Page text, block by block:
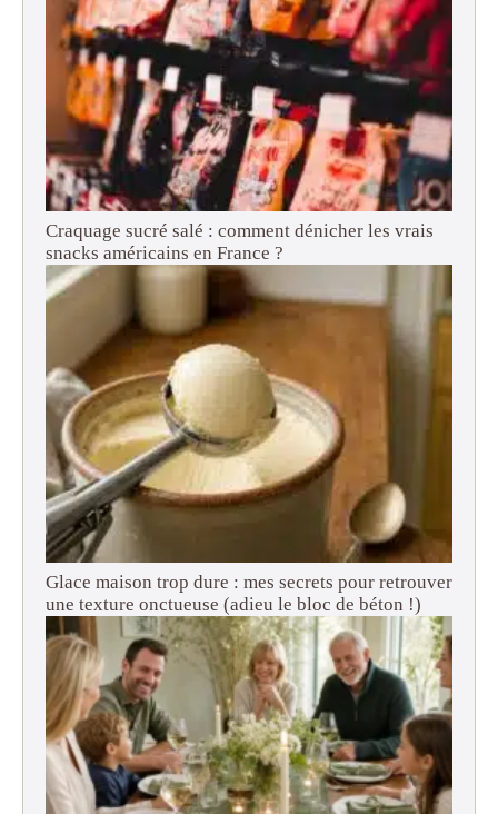
Craquage sucré salé : comment dénicher les vrais
snacks américains en France ?
Glace maison trop dure : mes secrets pour retrouver
une texture onctueuse (adieu le bloc de béton !)